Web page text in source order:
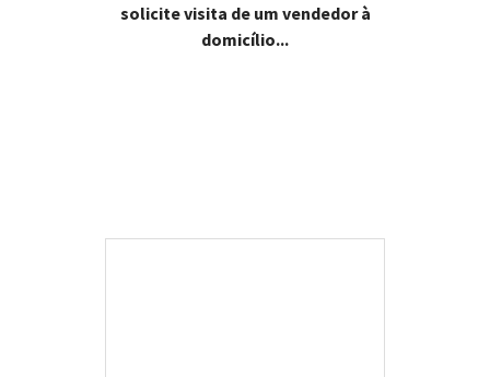
solicite visita de um vendedor à
domicílio...